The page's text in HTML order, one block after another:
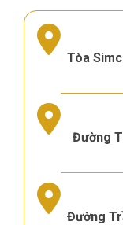
Tòa
Đường
Đường